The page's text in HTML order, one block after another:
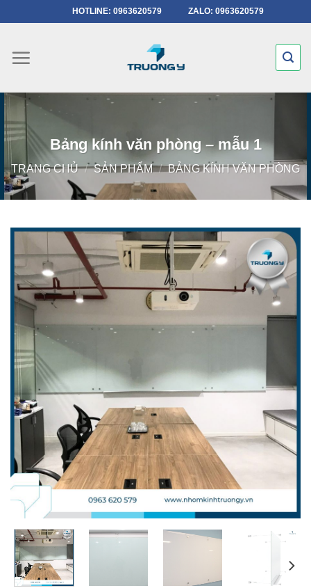
đến
dung
HOTLINE: 0963620579 ZALO: 0963620579
Bảng kính văn phòng – mẫu 1
TRANG CHỦ / SẢN PHẨM / BẢNG KÍNH VĂN PHÒNG